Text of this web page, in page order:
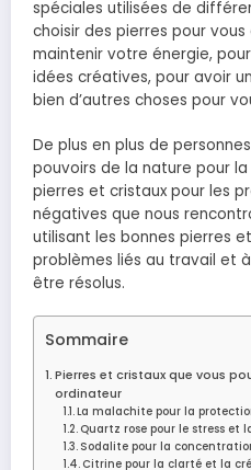
spéciales utilisées de
choisir des pierres pour
maintenir votre énergie,
idées créatives, pour avoir
bien d’autres choses pour
De plus en plus de
pouvoirs de la nature pour
pierres et cristaux pour les
négatives que nous
utilisant les bonnes pierres
problèmes liés au travail et
être résolus.
Sommaire
Pierres et cristaux que vous
ordinateur
La malachite pour la
Quartz rose pour le stress et
Sodalite pour la
Citrine pour la clarté et la